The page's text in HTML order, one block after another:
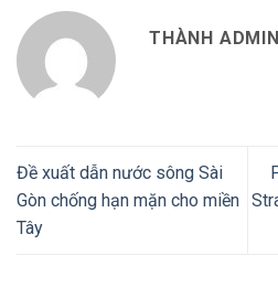
THÀNH ADMIN
Đề xuất dẫn nước sông Sài
Gòn chống hạn mặn cho miền
Tây